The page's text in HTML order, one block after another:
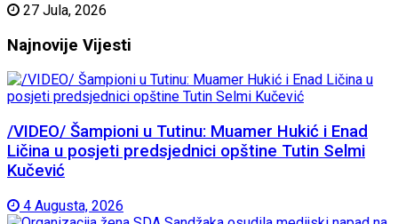
27 Jula, 2026
Najnovije Vijesti
/VIDEO/ Šampioni u Tutinu: Muamer Hukić i Enad
Ličina u posjeti predsjednici opštine Tutin Selmi
Kučević
4 Augusta, 2026